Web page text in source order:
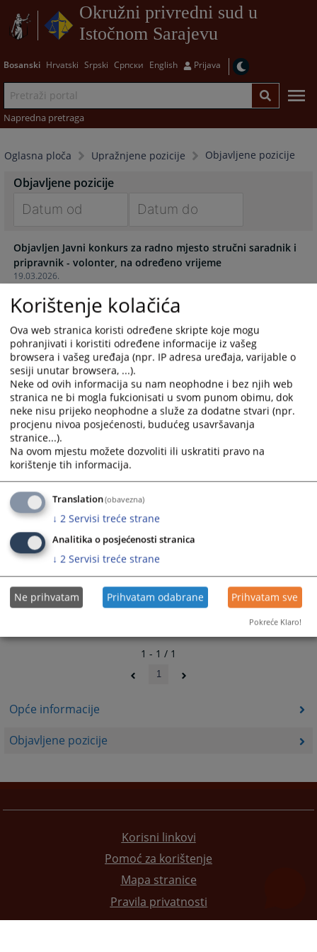
Okružni privredni sud u
Istočnom Sarajevu
Bosanski Hrvatski Srpski Српски English Prijava
Napredna pretraga
Oglasna ploča Upražnjene pozicije Objavljene pozicije
Opće informacije
Objavljene pozicije
Objavljene pozicije
forward
to
interact
with
the
calendar
and
select
a
date.
Press
the
question
mark
key
to
get
the
keyboard
shortcuts
for
changing
dates.
forward
to
with
the
calendar
and
select
a
date.
Press
the
mark
key
to
get
the
shortcuts
for
changing
dates.
19.03.2026.
Objavljen Javni konkurs za radno mjesto stručni saradnik i
pripravnik - volonter, na određeno vrijeme
1 - 1 / 1
1
Korisni linkovi
Pomoć za korištenje
Mapa stranice
Pravila privatnosti
Korištenje kolačića
Ova web stranica koristi određene skripte koje mogu
pohranjivati i koristiti određene informacije iz vašeg
browsera i vašeg uređaja (npr. IP adresa uređaja, varijable o
sesiji unutar browsera, ...).
Neke od ovih informacija su nam neophodne i bez njih web
stranica ne bi mogla fukcionisati u svom punom obimu, dok
neke nisu prijeko neophodne a služe za dodatne stvari (npr.
procjenu nivoa posjećenosti, budućeg usavršavanja
stranice...).
Na ovom mjestu možete dozvoliti ili uskratiti pravo na
korištenje tih informacija.
Translation(obavezna)
↓ 2 Servisi treće strane
Analitika o posjećenosti stranica
↓ 2 Servisi treće strane
Ne prihvatam Prihvatam odabrane Prihvatam sve
Pokreće Klaro!